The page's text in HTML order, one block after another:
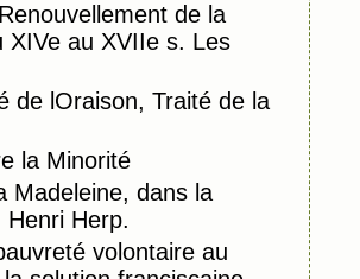
de la
XIVe au XVIIe s. Les
de lOraison, Traité de la
la Minorité
Madeleine, dans la
Herp.
volontaire au